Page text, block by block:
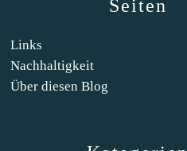
Seiten
Links
Nachhaltigkeit
Über diesen Blog